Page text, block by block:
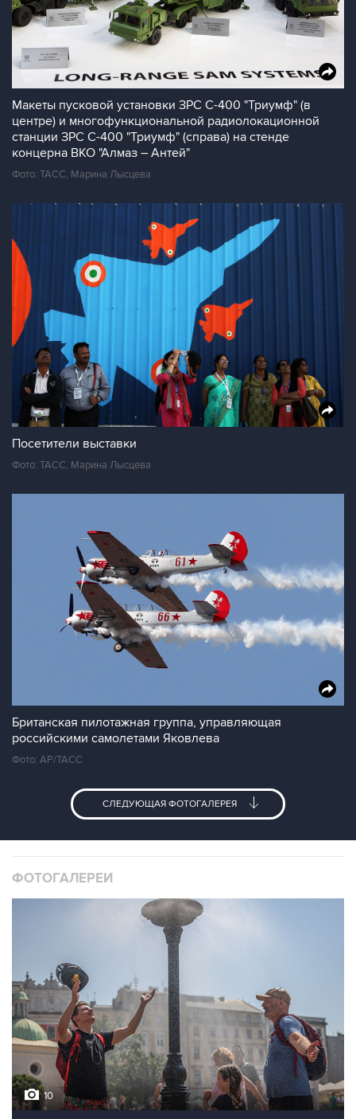
Макеты пусковой установки ЗРС С-400 "Триумф" (в
центре) и многофункциональной радиолокационной
станции ЗРС С-400 "Триумф" (справа) на стенде
концерна ВКО "Алмаз – Антей"
Фото: ТАСС, Марина Лысцева
Посетители выставки
Фото: ТАСС, Марина Лысцева
Британская пилотажная группа, управляющая
российскими самолетами Яковлева
Фото: AP/ТАСС
СЛЕДУЮЩАЯ ФОТОГАЛЕРЕЯ
ФОТОГАЛЕРЕИ
10